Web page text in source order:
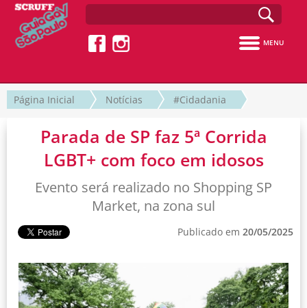
MENU
Página Inicial Notícias #Cidadania
Parada de SP faz 5ª Corrida
LGBT+ com foco em idosos
Evento será realizado no Shopping SP
Market, na zona sul
Publicado em 20/05/2025